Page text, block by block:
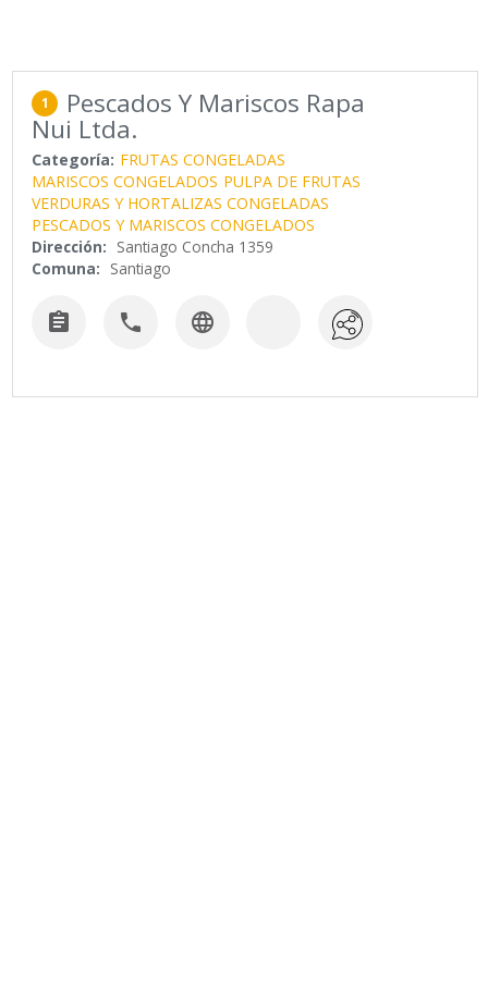
1 Pescados Y Mariscos Rapa
Nui Ltda.
Categoría: FRUTAS CONGELADAS
MARISCOS CONGELADOS PULPA DE FRUTAS
VERDURAS Y HORTALIZAS CONGELADAS
PESCADOS Y MARISCOS CONGELADOS
Dirección: Santiago Concha 1359
Comuna: Santiago
  